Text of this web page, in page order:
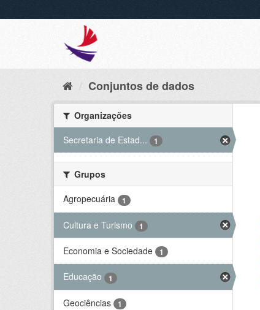
Conjuntos de dados
Organizações
Secretaria de Estad...
1
Grupos
Agropecuária
1
Cultura e Turismo 1
Economia e Sociedade 1
Educação 1
Geociências 1